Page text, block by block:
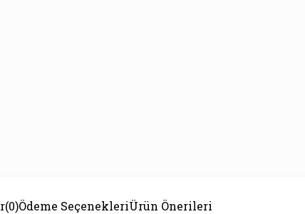
(0)Ödeme SeçenekleriÜrün Önerileri